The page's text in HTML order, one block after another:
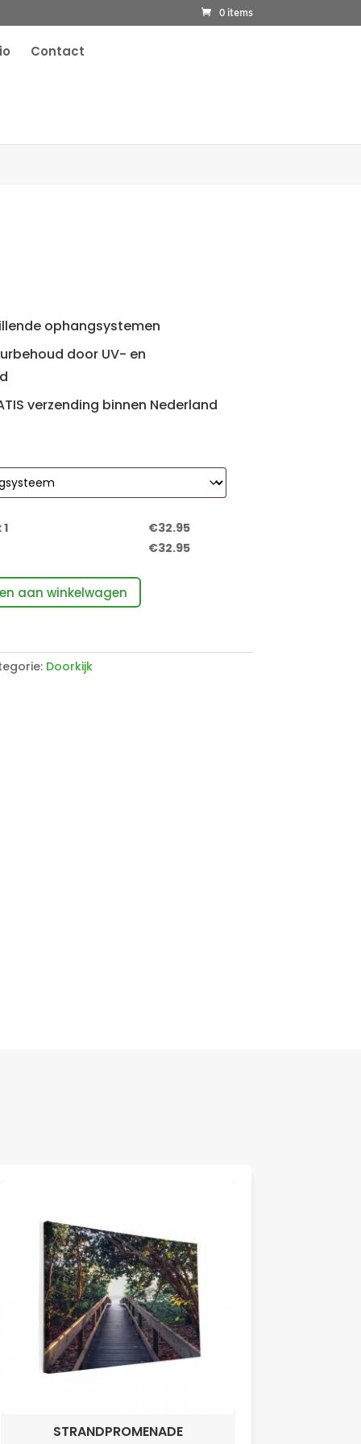
0 items
Contact
ophangsystemen
door UV- en
verzending binnen Nederland
€32.95
€32.95
aan winkelwagen
Doorkijk
STRANDPROMENADE